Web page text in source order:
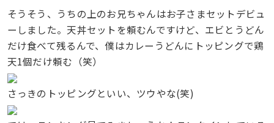
そうそう、うちの上のお兄ちゃんはお子さまセットデビュ
ーしました。天丼セットを頼むんですけど、エビとうどん
だけ食べて残るんで、僕はカレーうどんにトッピングで鶏
天1個だけ頼む（笑）
さっきのトッピングといい、ツウやな(笑)